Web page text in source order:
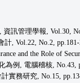
管理學報, Vol.30,
, Vol.22, No.2, pp.181-
and the Role of
例, 電腦稽核, No.43,
實務研究, No.15,